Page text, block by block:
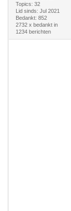
Topics: 32
Lid sinds: Jul 2021
Bedankt: 852
2732 x bedankt in
1234 berichten